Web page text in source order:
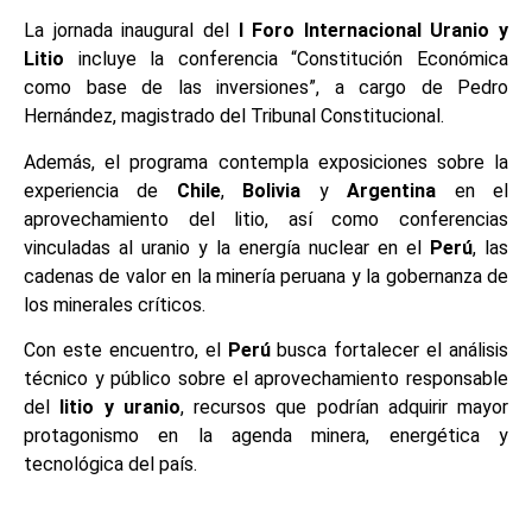
La jornada inaugural del I Foro Internacional Uranio y
Litio incluye la conferencia “Constitución Económica
como base de las inversiones”, a cargo de Pedro
Hernández, magistrado del Tribunal Constitucional.
Además, el programa contempla exposiciones sobre la
experiencia de Chile, Bolivia yArgentina en el
aprovechamiento del litio, así como conferencias
vinculadas al uranio y la energía nuclear en el Perú, las
cadenas de valor en la minería peruana y la gobernanza de
los minerales críticos.
Con este encuentro, el Perúbusca fortalecer el análisis
técnico y público sobre el aprovechamiento responsable
del litio y uranio, recursos que podrían adquirir mayor
protagonismo en la agenda minera, energética y
tecnológica del país.